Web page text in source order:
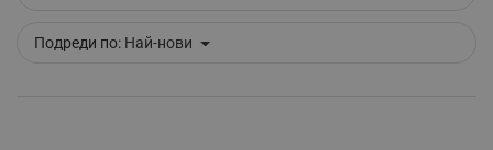
Подреди по: Най-нови